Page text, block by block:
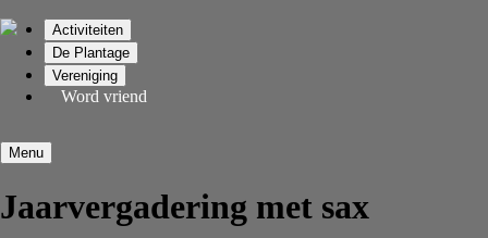
Activiteiten
De Plantage
Vereniging
Word vriend
Menu
Jaarvergadering met sax